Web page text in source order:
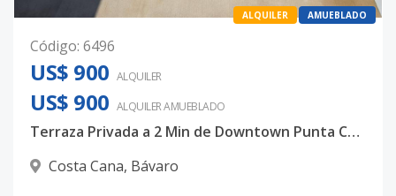
ALQUILER AMUEBLADO
Código: 6496
US$ 900 ALQUILER
US$ 900 ALQUILERAMUEBLADO
Terraza Privada a 2 Min de Downtown Punta Cana — 2 Habitaciones
Costa Cana, Bávaro